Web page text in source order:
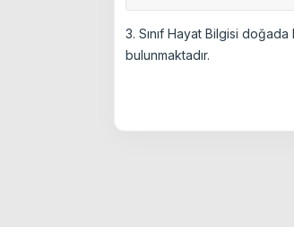
3. Sınıf Hayat Bilgisi
bulunmaktadır.